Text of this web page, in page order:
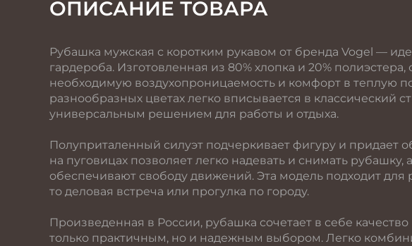
ОПИСАНИЕ ТОВАРА
Рубашка мужская с коротким рукавом от бренда Vogel —
гардероба. Изготовленная из 80% хлопка и 20%
необходимую воздухопроницаемость и комфорт в теплую
разнообразных цветах легко вписывается в классический
универсальным решением для работы и отдыха.
Полуприталенный силуэт подчеркивает фигуру и придает
на пуговицах позволяет легко надевать и снимать рубашку,
обеспечивают свободу движений. Эта модель подходит
то деловая встреча или прогулка по городу.
Произведенная в России, рубашка сочетает в себе качество
только практичным, но и надежным выбором. Легко